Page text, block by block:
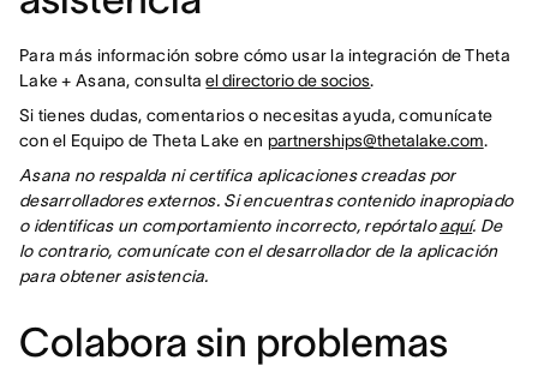
Para más información sobre cómo usar la integración de Theta
Lake + Asana, consultael directorio de socios.
Si tienes dudas, comentarios o necesitas ayuda, comunícate
con el Equipo de Theta Lake en partnerships@thetalake.com.
Asana no respalda ni certifica aplicaciones creadas por
desarrolladores externos. Si encuentras contenido inapropiado
o identificas un comportamiento incorrecto, repórtaloaquí. De
lo contrario, comunícate con el desarrollador de la aplicación
para obtener asistencia.
Colabora sin problemas